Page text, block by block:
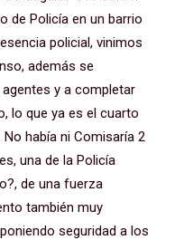
de Policía en un barrio
policial, vinimos
además se
y a completar
lo que ya es el cuarto
había ni Comisaría 2
una de la Policía
de una fuerza
también muy
seguridad a los